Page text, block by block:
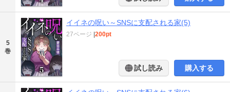
5
巻
イイネの呪い～SNSに支配される家(5)
27ページ 200pt
試し読み 購入する